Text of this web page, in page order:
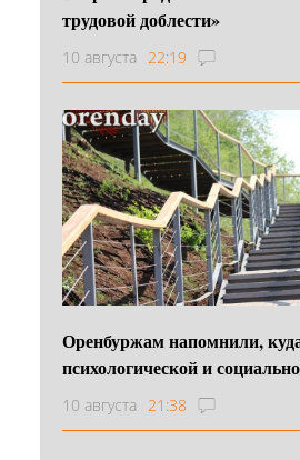
трудовой доблести»
10 августа 22:19
Оренбуржам напомнили,
психологической и
10 августа 21:38